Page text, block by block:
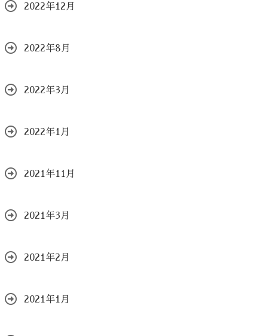
2022年12月
2022年8月
2022年3月
2022年1月
2021年11月
2021年3月
2021年2月
2021年1月